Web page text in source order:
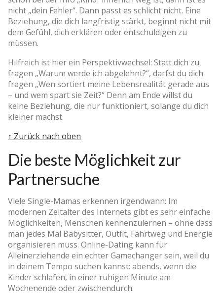
nicht „dein Fehler“. Dann passt es schlicht nicht. Eine
Beziehung, die dich langfristig stärkt, beginnt nicht mit
dem Gefühl, dich erklären oder entschuldigen zu
müssen.
Hilfreich ist hier ein Perspektivwechsel: Statt dich zu
fragen „Warum werde ich abgelehnt?“, darfst du dich
fragen „Wen sortiert meine Lebensrealität gerade aus
– und wem spart sie Zeit?“ Denn am Ende willst du
keine Beziehung, die nur funktioniert, solange du dich
kleiner machst.
↑ Zurück nach oben
Die beste Möglichkeit zur
Partnersuche
Viele Single-Mamas erkennen irgendwann: Im
modernen Zeitalter des Internets gibt es sehr einfache
Möglichkeiten, Menschen kennenzulernen – ohne dass
man jedes Mal Babysitter, Outfit, Fahrtweg und Energie
organisieren muss. Online-Dating kann für
Alleinerziehende ein echter Gamechanger sein, weil du
in deinem Tempo suchen kannst: abends, wenn die
Kinder schlafen, in einer ruhigen Minute am
Wochenende oder zwischendurch.